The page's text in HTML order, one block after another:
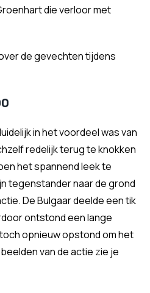
die verloor met
de gevechten tijdens
in het voordeel was van
redelijk terug te knokken
het spannend leek te
tegenstander naar de grond
De Bulgaar deelde een tik
ontstond een lange
opnieuw opstond om het
van de actie zie je